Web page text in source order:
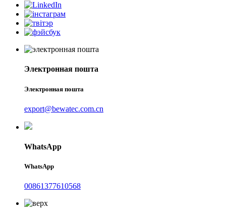
Электронная пошта
Электронная пошта
export@bewatec.com.cn
WhatsApp
WhatsApp
00861377610568